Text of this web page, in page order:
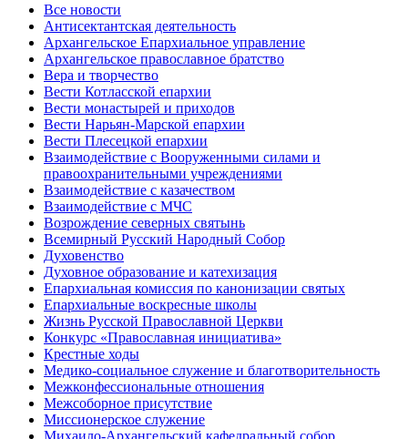
Все новости
Антисектантская деятельность
Архангельское Епархиальное управление
Архангельское православное братство
Вера и творчество
Вести Котласской епархии
Вести монастырей и приходов
Вести Нарьян-Марской епархии
Вести Плесецкой епархии
Взаимодействие с Вооруженными силами и
правоохранительными учреждениями
Взаимодействие с казачеством
Взаимодействие с МЧС
Возрождение северных святынь
Всемирный Русский Народный Собор
Духовенство
Духовное образование и катехизация
Епархиальная комиссия по канонизации святых
Епархиальные воскресные школы
Жизнь Русской Православной Церкви
Конкурс «Православная инициатива»
Крестные ходы
Медико-социальное служение и благотворительность
Межконфессиональные отношения
Межсоборное присутствие
Миссионерское служение
Михаило-Архангельский кафедральный собор